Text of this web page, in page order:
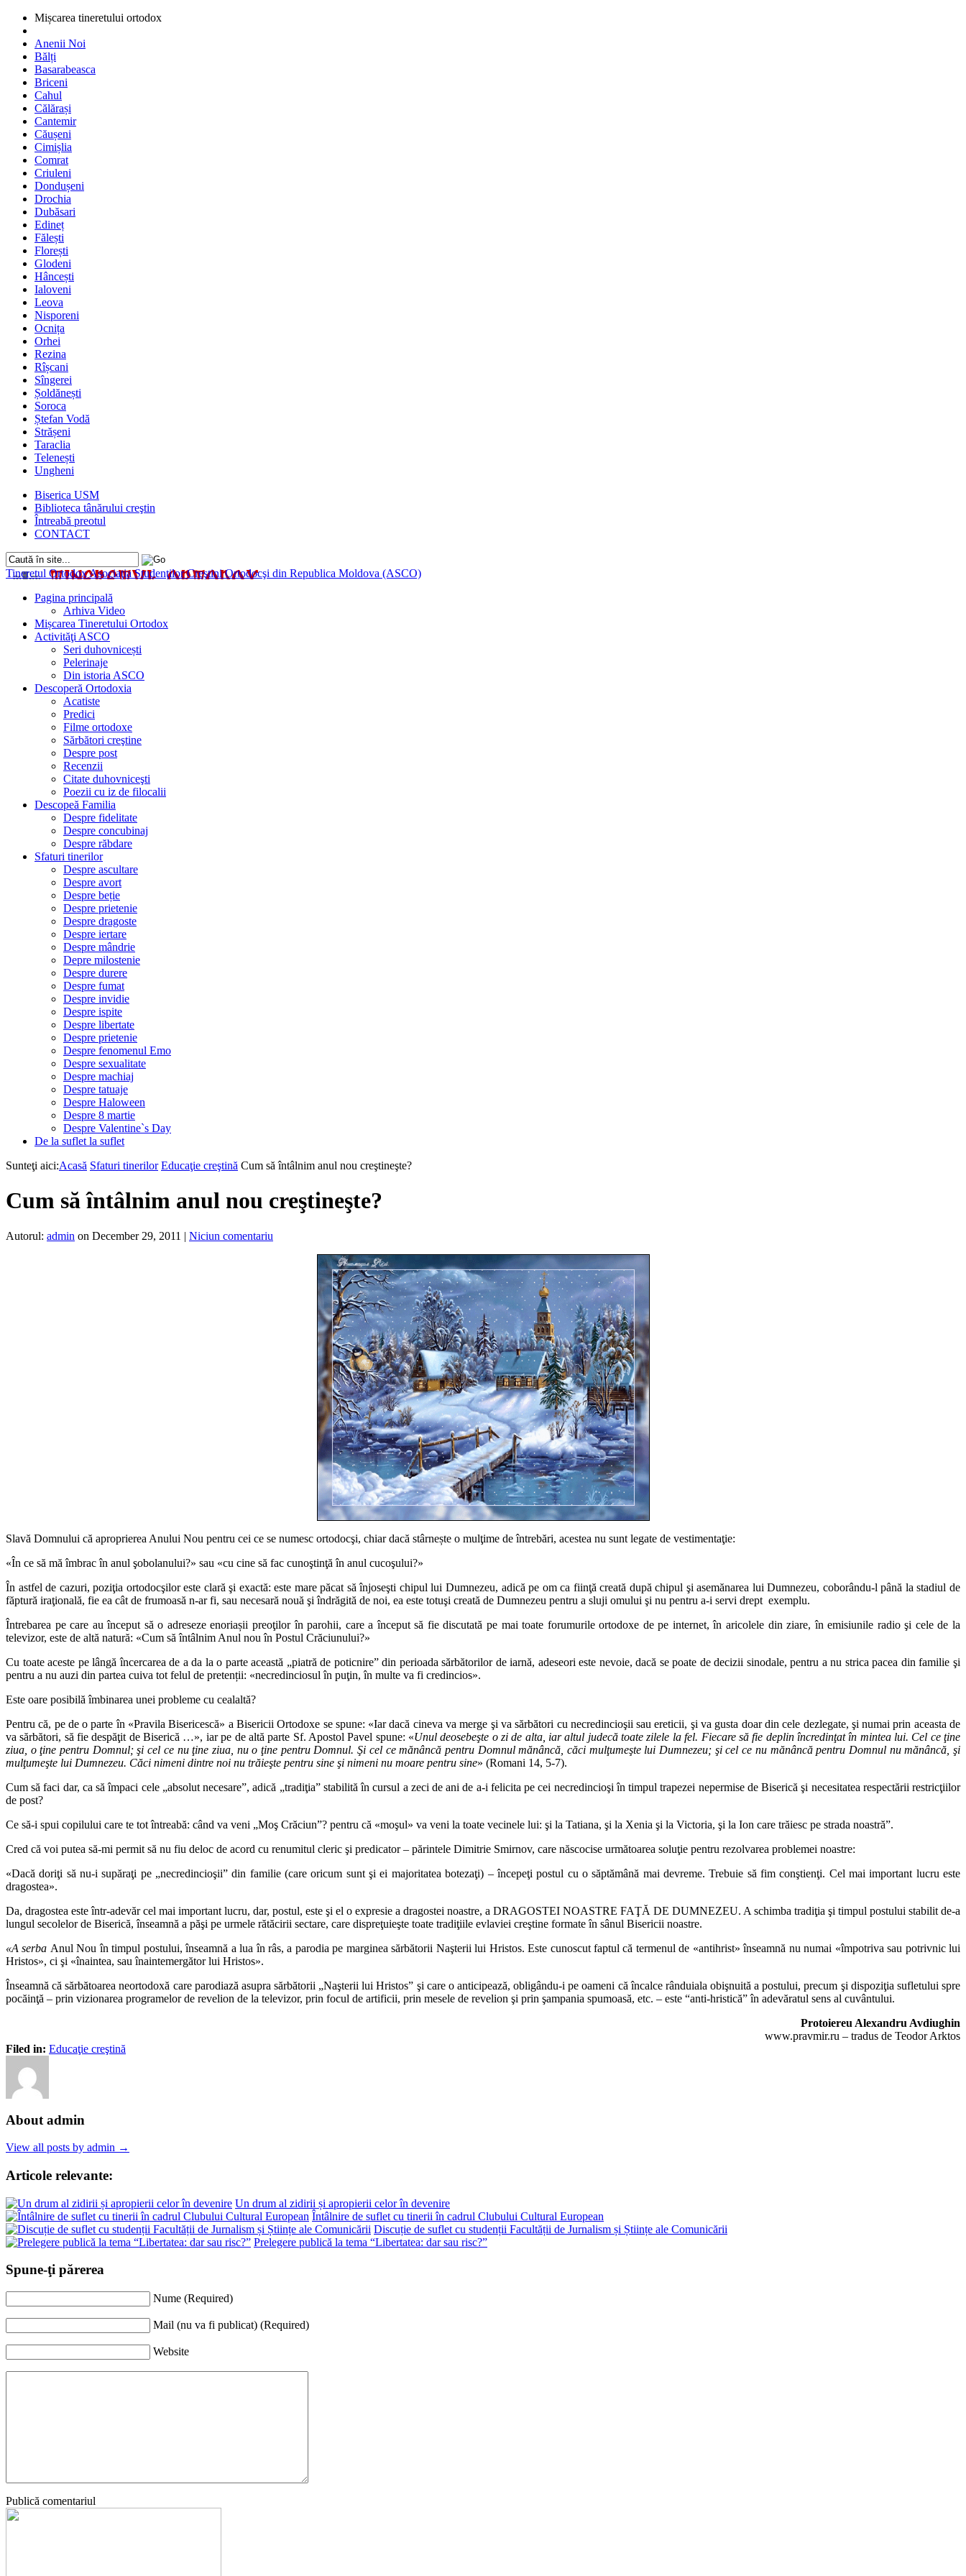
Mișcarea tineretului ortodox
Anenii Noi
Bălți
Basarabeasca
Briceni
Cahul
Călărași
Cantemir
Căușeni
Cimișlia
Comrat
Criuleni
Dondușeni
Drochia
Dubăsari
Edineț
Fălești
Florești
Glodeni
Hâncești
Ialoveni
Leova
Nisporeni
Ocnița
Orhei
Rezina
Rîșcani
Sîngerei
Șoldănești
Soroca
Ștefan Vodă
Strășeni
Taraclia
Telenești
Ungheni
Biserica USM
Biblioteca tânărului creştin
Întreabă preotul
CONTACT
Tineretul OrtodoxAsociaţia Studenţilor Creştini Ortodocşi din Republica Moldova (ASCO)
Pagina principală
Arhiva Video
Mișcarea Tineretului Ortodox
Activităţi ASCO
Seri duhovnicești
Pelerinaje
Din istoria ASCO
Descoperă Ortodoxia
Acatiste
Predici
Filme ortodoxe
Sărbători creştine
Despre post
Recenzii
Citate duhovniceşti
Poezii cu iz de filocalii
Descopeă Familia
Despre fidelitate
Despre concubinaj
Despre răbdare
Sfaturi tinerilor
Despre ascultare
Despre avort
Despre beție
Despre prietenie
Despre dragoste
Despre iertare
Despre mândrie
Depre milostenie
Despre durere
Despre fumat
Despre invidie
Despre ispite
Despre libertate
Despre prietenie
Despre fenomenul Emo
Despre sexualitate
Despre machiaj
Despre tatuaje
Despre Haloween
Despre 8 martie
Despre Valentine`s Day
De la suflet la suflet
Sunteţi aici:Acasă Sfaturi tinerilor Educaţie creştină Cum să întâlnim anul nou creştineşte?
Cum să întâlnim anul nou creştineşte?
Autorul: admin on December 29, 2011 | Niciun comentariu
Slavă Domnului că aproprierea Anului Nou pentru cei ce se numesc ortodocşi, chiar dacă stârnește o mulţime de întrebări, acestea nu sunt legate de vestimentaţie:
«În ce să mă îmbrac în anul şobolanului?» sau «cu cine să fac cunoştinţă în anul cucoşului?»
În astfel de cazuri, poziţia ortodocşilor este clară şi exactă: este mare păcat să înjoseşti chipul lui Dumnezeu, adică pe om ca fiinţă creată după chipul şi asemănarea lui Dumnezeu, coborându-l până la stadiul de
făptură iraţională, fie ea cât de frumoasă n-ar fi, sau necesară nouă şi îndrăgită de noi, ea este totuşi creată de Dumnezeu pentru a sluji omului şi nu pentru a-i servi drept exemplu.
Întrebarea pe care au început să o adreseze enoriașii preoţilor în parohii, care a început să fie discutată pe mai toate forumurile ortodoxe de pe internet, în aricolele din ziare, în emisiunile radio şi cele de la
televizor, este de altă natură: «Cum să întâlnim Anul nou în Postul Crăciunului?»
Cu toate aceste pe lângă încercarea de a da la o parte această „piatră de poticnire” din perioada sărbătorilor de iarnă, adeseori este nevoie, dacă se poate de decizii sinodale, pentru a nu strica pacea din familie şi
pentru a nu auzi din partea cuiva tot felul de pretenții: «necredinciosul în puţin, în multe va fi credincios».
Este oare posibilă îmbinarea unei probleme cu cealaltă?
Pentru că, pe de o parte în «Pravila Bisericescă» a Bisericii Ortodoxe se spune: «Iar dacă cineva va merge şi va sărbători cu necredincioşii sau ereticii, şi va gusta doar din cele dezlegate, şi numai prin aceasta de
va sărbători, să fie despăţit de Biserică …», iar pe de altă parte Sf. Apostol Pavel spune: «Unul deosebeşte o zi de alta, iar altul judecă toate zilele la fel. Fiecare să fie deplin încredinţat în mintea lui. Cel ce ţine
ziua, o ţine pentru Domnul; şi cel ce nu ţine ziua, nu o ţine pentru Domnul. Şi cel ce mănâncă pentru Domnul mănâncă, căci mulţumeşte lui Dumnezeu; şi cel ce nu mănâncă pentru Domnul nu mănâncă, şi
mulţumeşte lui Dumnezeu. Căci nimeni dintre noi nu trăieşte pentru sine şi nimeni nu moare pentru sine» (Romani 14, 5-7).
Cum să faci dar, ca să împaci cele „absolut necesare”, adică „tradiţia” stabilită în cursul a zeci de ani de a-i felicita pe cei necredincioşi în timpul trapezei nepermise de Biserică şi necesitatea respectării restricţiilor
de post?
Ce să-i spui copilului care te tot întreabă: când va veni „Moş Crăciun”? pentru că «moşul» va veni la toate vecinele lui: şi la Tatiana, şi la Xenia şi la Victoria, şi la Ion care trăiesc pe strada noastră”.
Cred că voi putea să-mi permit să nu fiu deloc de acord cu renumitul cleric şi predicator – părintele Dimitrie Smirnov, care născocise următoarea soluţie pentru rezolvarea problemei noastre:
«Dacă doriţi să nu-i supăraţi pe „necredincioşii” din familie (care oricum sunt şi ei majoritatea botezaţi) – începeţi postul cu o săptămână mai devreme. Trebuie să fim conştienţi. Cel mai important lucru este
dragostea».
Da, dragostea este într-adevăr cel mai important lucru, dar, postul, este şi el o expresie a dragostei noastre, a DRAGOSTEI NOASTRE FAŢĂ DE DUMNEZEU. A schimba tradiţia şi timpul postului stabilit de-a
lungul secolelor de Biserică, înseamnă a păşi pe urmele rătăcirii sectare, care dispreţuieşte toate tradiţiile evlaviei creştine formate în sânul Bisericii noastre.
«A serba Anul Nou în timpul postului, înseamnă a lua în râs, a parodia pe marginea sărbătorii Naşterii lui Hristos. Este cunoscut faptul că termenul de «antihrist» înseamnă nu numai «împotriva sau potrivnic lui
Hristos», ci şi «înaintea, sau înaintemergător lui Hristos».
Înseamnă că sărbătoarea neortodoxă care parodiază asupra sărbătorii „Naşterii lui Hristos” şi care o anticipează, obligându-i pe oameni că încalce rânduiala obişnuită a postului, precum şi dispoziţia sufletului spre
pocăinţă – prin vizionarea programelor de revelion de la televizor, prin focul de artificii, prin mesele de revelion şi prin şampania spumoasă, etc. – este “anti-hristică” în adevăratul sens al cuvântului.
Protoiereu Alexandru Avdiughin
www.pravmir.ru – tradus de Teodor Arktos
Filed in: Educaţie creştină
About admin
View all posts by admin →
Articole relevante:
Un drum al zidirii și apropierii celor în devenire
Întâlnire de suflet cu tinerii în cadrul Clubului Cultural European
Discuție de suflet cu studenții Facultății de Jurnalism și Științe ale Comunicării
Prelegere publică la tema “Libertatea: dar sau risc?”
Spune-ţi părerea
Nume (Required)
Mail (nu va fi publicat) (Required)
Website
Publică comentariul